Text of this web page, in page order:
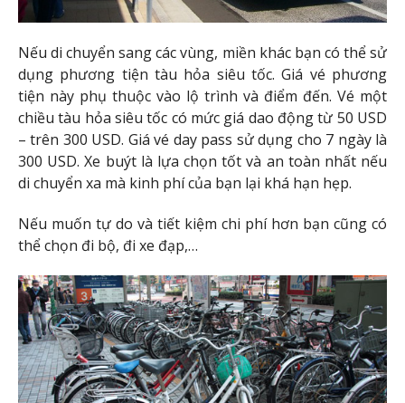
Nếu di chuyển sang các vùng, miền khác bạn có thể sử
dụng phương tiện tàu hỏa siêu tốc. Giá vé phương
tiện này phụ thuộc vào lộ trình và điểm đến. Vé một
chiều tàu hỏa siêu tốc có mức giá dao động từ 50 USD
– trên 300 USD. Giá vé day pass sử dụng cho 7 ngày là
300 USD. Xe buýt là lựa chọn tốt và an toàn nhất nếu
di chuyển xa mà kinh phí của bạn lại khá hạn hẹp.
Nếu muốn tự do và tiết kiệm chi phí hơn bạn cũng có
thể chọn đi bộ, đi xe đạp,…